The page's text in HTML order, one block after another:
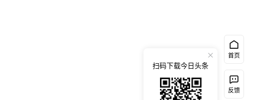
首页
反馈
扫码下载今日头条